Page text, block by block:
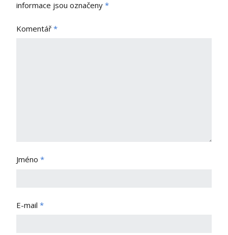
informace jsou označeny *
Komentář *
Jméno *
E-mail *